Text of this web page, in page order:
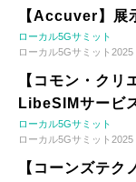
【Accuver】展
ローカル5Gサミット
ローカル5Gサミット2025
【コモン・ク
LibeSIMサービ
ローカル5Gサミット
ローカル5Gサミット2025
【コーンズテ